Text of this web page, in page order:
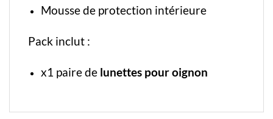
Mousse de protection intérieure
Pack inclut :
x1 paire de lunettes pour oignon